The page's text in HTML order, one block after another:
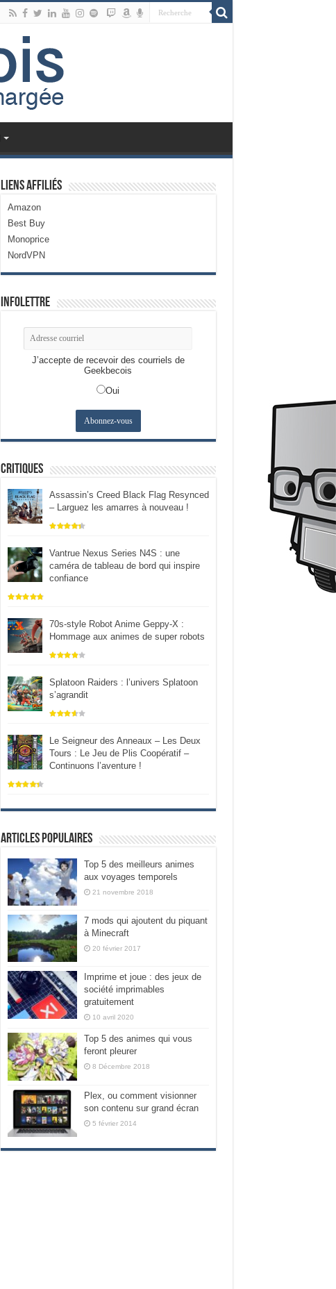
Liens Affiliés
Amazon
Best Buy
Monoprice
NordVPN
Infolettre
J’accepte de recevoir des courriels de
Geekbecois
Oui
Critiques
Assassin’s Creed Black Flag Resynced
– Larguez les amarres à nouveau !
Vantrue Nexus Series N4S : une
caméra de tableau de bord qui inspire
confiance
70s-style Robot Anime Geppy-X :
Hommage aux animes de super robots
Splatoon Raiders : l’univers Splatoon
s’agrandit
Le Seigneur des Anneaux – Les Deux
Tours : Le Jeu de Plis Coopératif –
Continuons l’aventure !
Articles populaires
Top 5 des meilleurs animes
aux voyages temporels
21 novembre 2018
7 mods qui ajoutent du piquant
à Minecraft
20 février 2017
Imprime et joue : des jeux de
société imprimables
gratuitement
10 avril 2020
Top 5 des animes qui vous
feront pleurer
8 Décembre 2018
Plex, ou comment visionner
son contenu sur grand écran
5 février 2014